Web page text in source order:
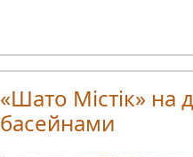
«Шато Містік» на
басейнами